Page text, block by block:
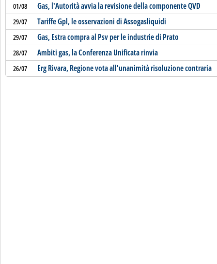
01/08 Gas, l'Autorità avvia la revisione della componente QVD
29/07 Tariffe Gpl, le osservazioni di Assogasliquidi
29/07 Gas, Estra compra al Psv per le industrie di Prato
28/07 Ambiti gas, la Conferenza Unificata rinvia
26/07 Erg Rivara, Regione vota all'unanimità risoluzione contraria